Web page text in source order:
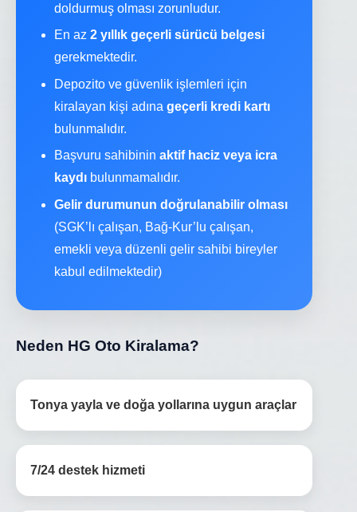
doldurmuş olması zorunludur.
En az 2 yıllık geçerli sürücü belgesi
gerekmektedir.
Depozito ve güvenlik işlemleri için
kiralayan kişi adına geçerli kredi kartı
bulunmalıdır.
Başvuru sahibinin aktif haciz veya icra
kaydı bulunmamalıdır.
Gelir durumunun doğrulanabilir olması
(SGK’lı çalışan, Bağ-Kur’lu çalışan,
emekli veya düzenli gelir sahibi bireyler
kabul edilmektedir)
Neden HG Oto Kiralama?
Tonya yayla ve doğa yollarına uygun araçlar
7/24 destek hizmeti